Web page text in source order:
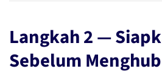
Langkah 2 —
Sebelum